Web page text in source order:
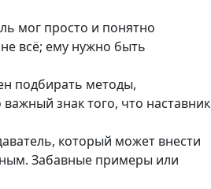
мог просто и понятно
всё; ему нужно быть
подбирать методы,
знак того, что наставник
который может внести
Забавные примеры или